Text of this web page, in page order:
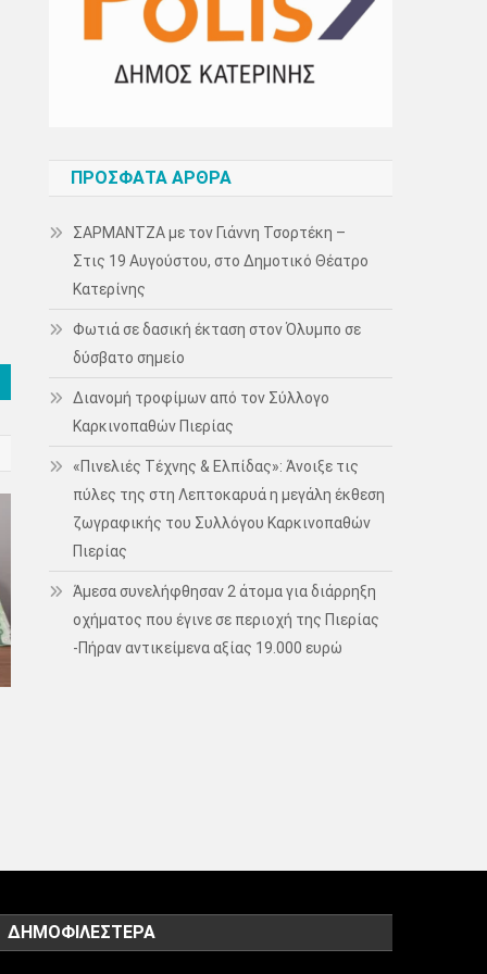
ΠΡΌΣΦΑΤΑ ΆΡΘΡΑ
ΣΑΡΜΑΝΤΖΑ με τον Γιάννη Τσορτέκη –
Στις 19 Αυγούστου, στο Δημοτικό Θέατρο
Κατερίνης
Φωτιά σε δασική έκταση στον Όλυμπο σε
δύσβατο σημείο
Διανομή τροφίμων από τον Σύλλογο
Καρκινοπαθών Πιερίας
«Πινελιές Τέχνης & Ελπίδας»: Άνοιξε τις
πύλες της στη Λεπτοκαρυά η μεγάλη έκθεση
ζωγραφικής του Συλλόγου Καρκινοπαθών
Πιερίας
Άμεσα συνελήφθησαν 2 άτομα για διάρρηξη
οχήματος που έγινε σε περιοχή της Πιερίας
-Πήραν αντικείμενα αξίας 19.000 ευρώ
ΔΗΜΟΦΙΛΈΣΤΕΡΑ